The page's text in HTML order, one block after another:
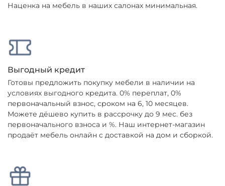
Наценка на мебель в наших салонах минимальная.
Выгодный кредит
Готовы предложить покупку мебели в наличии на
условиях выгодного кредита. 0% переплат, 0%
первоначальный взнос, сроком на 6, 10 месяцев.
Можете дёшево купить в рассрочку до 9 мес. без
первоначального взноса и %. Наш интернет-магазин
продаёт мебель онлайн с доставкой на дом и сборкой.